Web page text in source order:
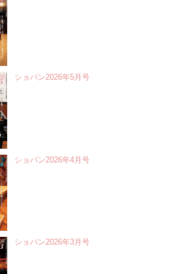
ショパン2026年5月号
ショパン2026年4月号
ショパン2026年3月号